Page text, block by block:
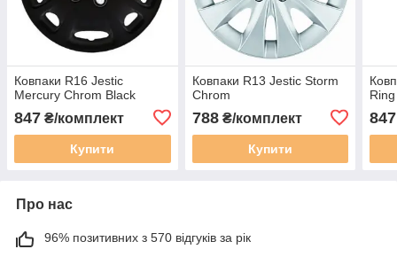
Ковпаки R16 Jestic
Mercury Chrom Black
847 ₴/комплект
Купити
Ковпаки R13 Jestic Storm
Chrom
788₴/комплект
Купити
Ring
847
Про нас
96% позитивних з 570 відгуків за рік